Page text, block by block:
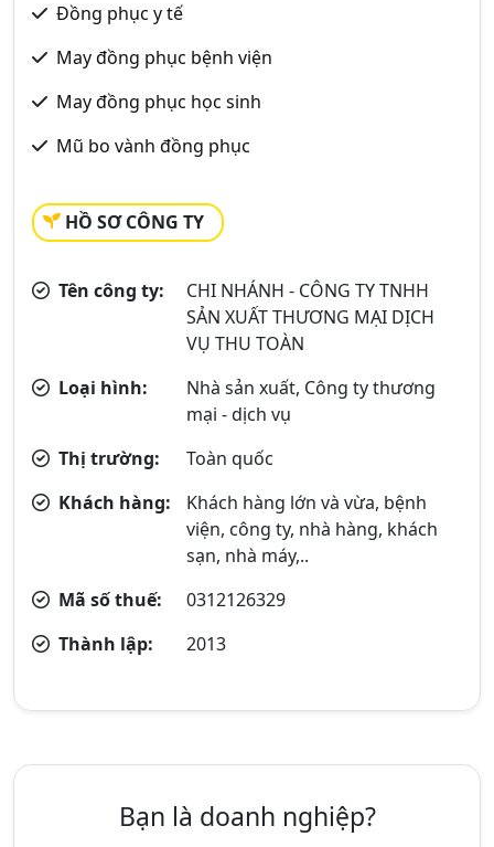
Đồng phục y tế
May đồng phục bệnh viện
May đồng phục học sinh
Mũ bo vành đồng phục
HỒ SƠ CÔNG TY
Tên công ty:
CHI NHÁNH - CÔNG TY TNHH
SẢN XUẤT THƯƠNG MẠI DỊCH
VỤ THU TOÀN
Loại hình:
Nhà sản xuất, Công ty thương
mại - dịch vụ
Thị trường:
Toàn quốc
Khách hàng:
Khách hàng lớn và vừa, bệnh
viện, công ty, nhà hàng, khách
sạn, nhà máy,..
Mã số thuế:
0312126329
Thành lập:
2013
Bạn là doanh nghiệp?